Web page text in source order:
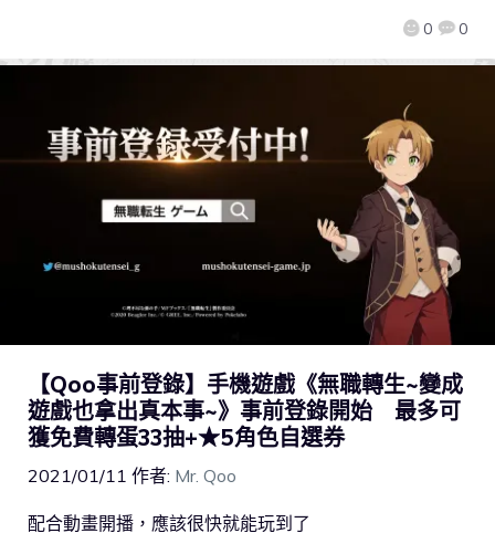
0 0
【Qoo事前登錄】手機遊戲《無職轉生~變成
遊戲也拿出真本事~》事前登錄開始 最多可
獲免費轉蛋33抽+★5角色自選券
2021/01/11 作者: Mr. Qoo
配合動畫開播，應該很快就能玩到了